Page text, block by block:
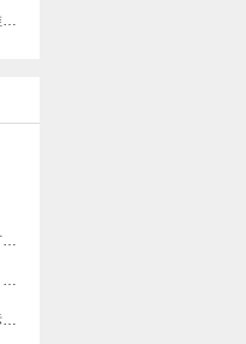
网上英语补课多少钱一小时？有没有便宜一点的推荐一下？
有人知道外贸英语口语培训机构哪家好吗？有没有排行榜参考一下？最好说下费用
苏州成人英语口语培训机构哪家好？求真实推荐，广告勿扰，谢谢！
重庆成人英语培训机构哪家好？有推荐的吗？坐标重庆，目前在解放碑一家外贸公司做跟单